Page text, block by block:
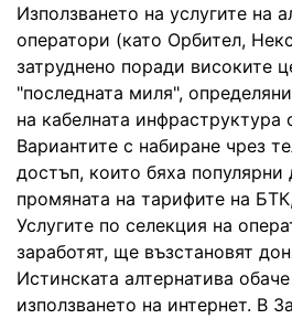
Използването на услугите на
оператори (като Орбител,
затруднено поради високите
"последната миля",
на кабелната инфраструктура
Вариантите с набиране чрез
достъп, които бяха
промяната на тарифите на
Услугите по селекция на
заработят, ще възстановят
Истинската алтернатива
използването на интернет. В